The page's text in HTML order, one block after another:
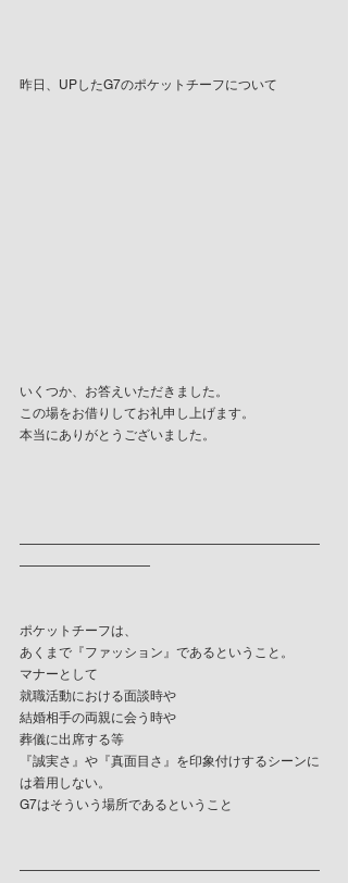
昨日、UPしたG7のポケットチーフについて
いくつか、お答えいただきました。
この場をお借りしてお礼申し上げます。
本当にありがとうございました。
———————————————————————
——————————
ポケットチーフは、
あくまで『ファッション』であるということ。
マナーとして
就職活動における面談時や
結婚相手の両親に会う時や
葬儀に出席する等
『誠実さ』や『真面目さ』を印象付けするシーンに
は着用しない。
G7はそういう場所であるということ
———————————————————————